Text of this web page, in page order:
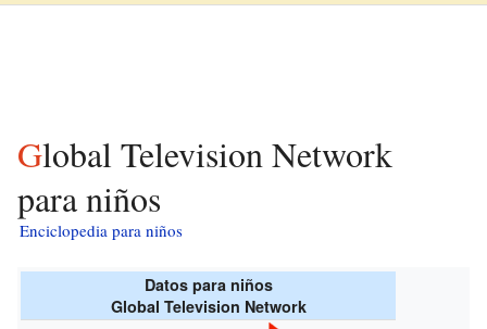
Global Television Network
para niños
Enciclopedia para niños
Datos para niños
Global Television Network